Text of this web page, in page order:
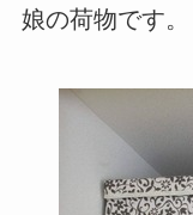
娘の荷物です。